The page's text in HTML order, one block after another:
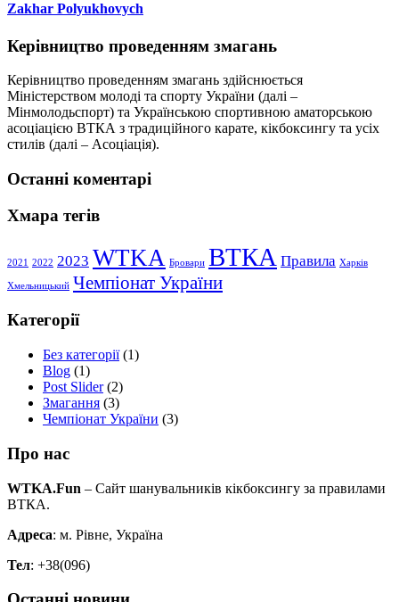
Zakhar Polyukhovych
Керівництво проведенням змагань
Керівництво проведенням змагань здійснюється
Міністерством молоді та спорту України (далі –
Мінмолодьспорт) та Українською спортивною аматорською
асоціацією ВТКА з традиційного карате, кікбоксингу та усіх
стилів (далі – Асоціація).
Останні коментарі
Хмара тегів
2021 2022 2023 WTKA Бровари ВТКА Правила Харків
Хмельницький Чемпіонат України
Категорії
Без категорії(1)
Blog (1)
Post Slider(2)
Змагання (3)
Чемпіонат України (3)
Про нас
WTKA.Fun – Сайт шанувальників кікбоксингу за правилами
ВТКА.
Адреса: м. Рівне, Україна
Тел: +38(096)